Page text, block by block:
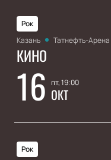
Рок
Казань
Татнефть-Арена
КИНО
16 пт, 19:00
ОКТ
Рок